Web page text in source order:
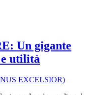
Un gigante
utilità